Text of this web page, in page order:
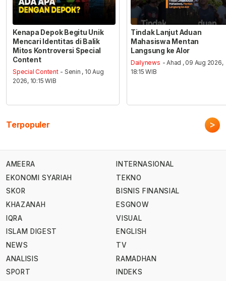
Kenapa Depok Begitu Unik
Mencari Identitas di Balik
Mitos Kontroversi Special
Content
Special Content - Senin , 10 Aug
2026, 10:15 WIB
Tindak Lanjut Aduan
Mahasiswa Mentan
Langsung ke Alor
Dailynews - Ahad , 09 Aug 2026,
18:15 WIB
Terpopuler >
AMEERA
EKONOMI SYARIAH
SKOR
KHAZANAH
IQRA
ISLAM DIGEST
NEWS
ANALISIS
SPORT
INTERNASIONAL
TEKNO
BISNIS FINANSIAL
ESGNOW
VISUAL
ENGLISH
TV
RAMADHAN
INDEKS